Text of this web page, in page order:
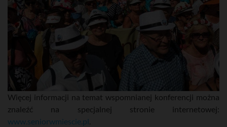
Więcej informacji na temat wspomnianej konferencji można
znaleźć na specjalnej stronie internetowej:
www.seniorwmiescie.pl.